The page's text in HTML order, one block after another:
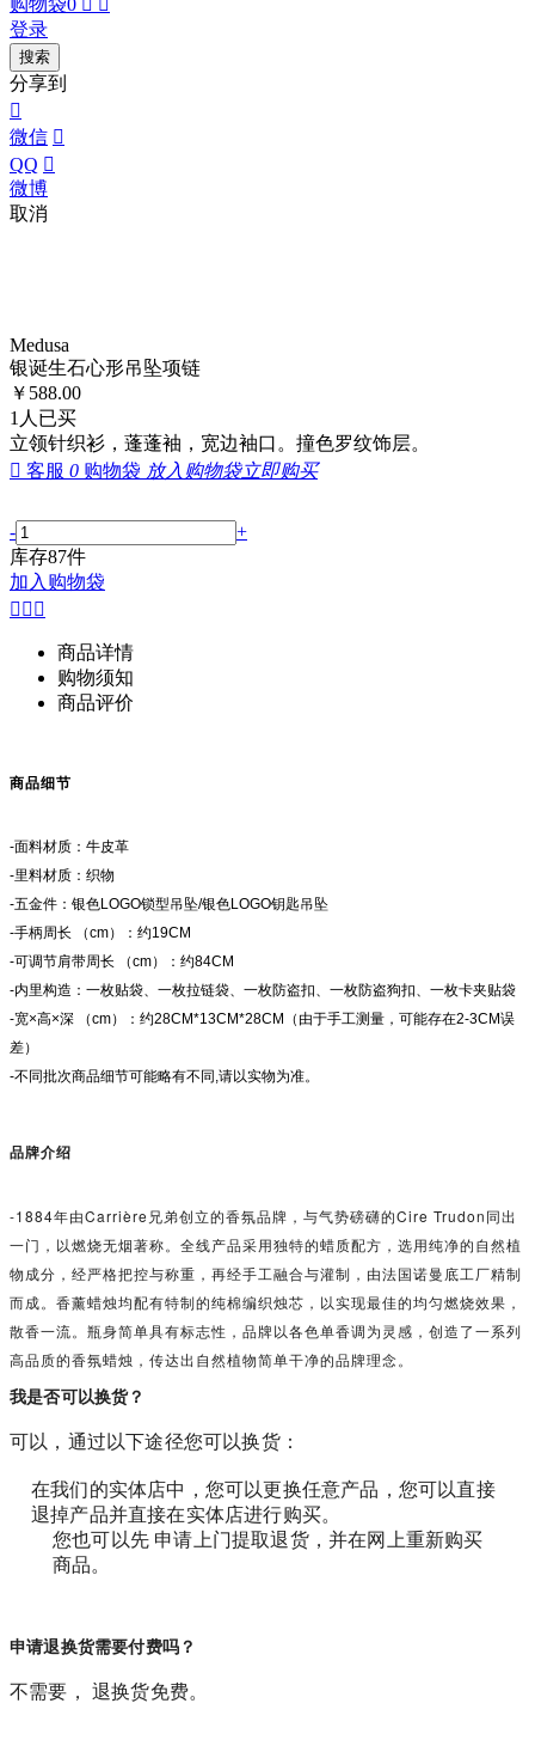
购物袋0  
登录
搜索
分享到

微信 
QQ 
微博
取消
Medusa
银诞生石心形吊坠项链
￥ 588.00
1 人已买
立领针织衫，蓬蓬袖，宽边袖口。撞色罗纹饰层。
 客服 0 购物袋 放入购物袋立即购买
-
+
库存87件
加入购物袋
  
商品详情
购物须知
商品评价
商品细节
-面料材质：牛皮革
-里料材质：织物
-五金件：银色LOGO锁型吊坠/银色LOGO钥匙吊坠
-手柄周长 （cm）：约19CM
-可调节肩带周长 （cm）：约84CM
-内里构造：一枚贴袋、一枚拉链袋、一枚防盗扣、一枚防盗狗扣、一枚卡夹贴袋
-宽×高×深 （cm）：约28CM*13CM*28CM（由于手工测量，可能存在2-3CM误
差）
-不同批次商品细节可能略有不同,请以实物为准。
品牌介绍
-1884年由Carrière兄弟创立的香氛品牌，与气势磅礴的Cire Trudon同出
一门，以燃烧无烟著称。全线产品采用独特的蜡质配方，选用纯净的自然植
物成分，经严格把控与称重，再经手工融合与灌制，由法国诺曼底工厂精制
而成。香薰蜡烛均配有特制的纯棉编织烛芯，以实现最佳的均匀燃烧效果，
散香一流。瓶身简单具有标志性，品牌以各色单香调为灵感，创造了一系列
高品质的香氛蜡烛，传达出自然植物简单干净的品牌理念。
我是否可以换货？
可以，通过以下途径您可以换货：
在我们的实体店中，您可以更换任意产品，您可以直接
退掉产品并直接在实体店进行购买。
您也可以先 申请上门提取退货，并在网上重新购买
商品。
申请退换货需要付费吗？
不需要， 退换货免费。